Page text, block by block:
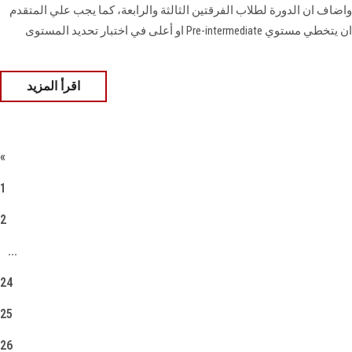
واضاف ان الدورة لطلاب الفرقتين الثالثة والرابعة، كما يجب علي المتقدم
ان يتخطي مستوي Pre-intermediate او أعلى في اختبار تحديد المستوى
اقرأ المزيد
«
1
2
...
24
25
26